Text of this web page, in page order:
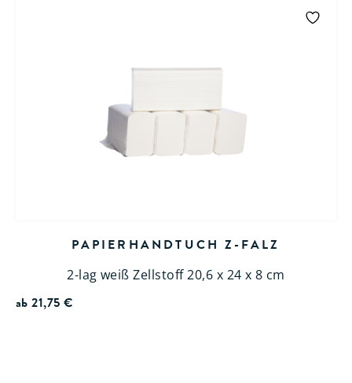
PAPIERHANDTUCH Z-FALZ
2-lag weiß Zellstoff 20,6 x 24 x 8 cm
ab21,75€